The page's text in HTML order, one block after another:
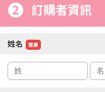
2 訂購者資訊
姓名 需要